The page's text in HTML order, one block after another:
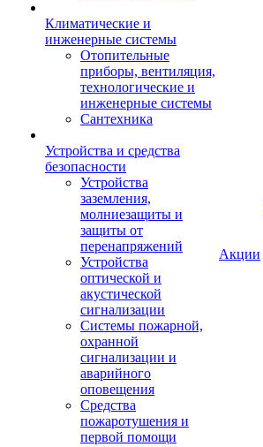
Климатические и
инженерные системы
Отопительные
приборы, вентиляция,
технологические и
инженерные системы
Сантехника
Устройства и средства
безопасности
Устройства
заземления,
молниезащиты и
защиты от
перенапряжений
Устройства
оптической и
акустической
сигнализации
Системы пожарной,
охранной
сигнализации и
аварийного
оповещения
Средства
пожаротушения и
первой помощи
Акции